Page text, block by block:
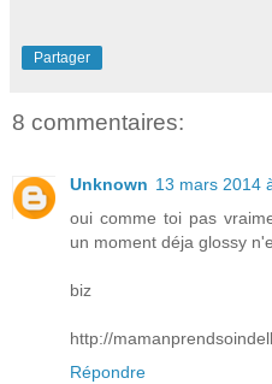
Partager
8 commentaires:
Unknown 13 mars 2014
oui comme toi pas
un moment déja glossy
biz
http://
Répondre